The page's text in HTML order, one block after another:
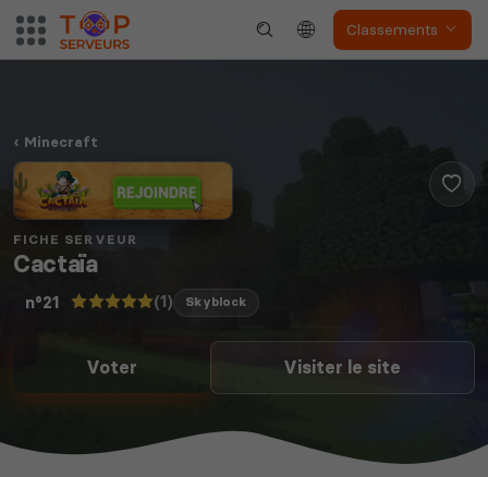
Classements
Minecraft
FICHE SERVEUR
Cactaïa
n°21 (1) Skyblock
Voter Visiter le site